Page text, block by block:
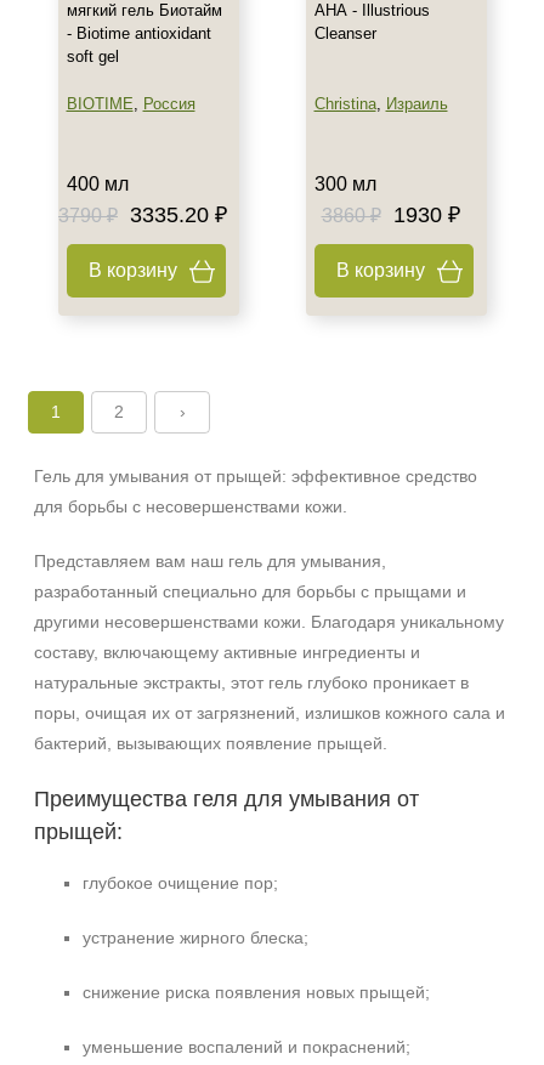
мягкий гель Биотайм
- Biotime antioxidant
soft gel
BIOTIME, Россия
400 мл
3790 ₽
3335.20 ₽
В корзину
АНА - Illustrious
Cleanser
Christina, Израиль
300 мл
3860 ₽
1930 ₽
В корзину
1 2 ›
Гель для умывания от прыщей: эффективное средство
для борьбы с несовершенствами кожи.
Представляем вам наш гель для умывания,
разработанный специально для борьбы с прыщами и
другими несовершенствами кожи. Благодаря уникальному
составу, включающему активные ингредиенты и
натуральные экстракты, этот гель глубоко проникает в
поры, очищая их от загрязнений, излишков кожного сала и
бактерий, вызывающих появление прыщей.
Преимущества геля для умывания от
прыщей:
глубокое очищение пор;
устранение жирного блеска;
снижение риска появления новых прыщей;
уменьшение воспалений и покраснений;